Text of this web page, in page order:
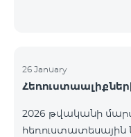
26 January
2026 թվականի
հեռուստատեսային